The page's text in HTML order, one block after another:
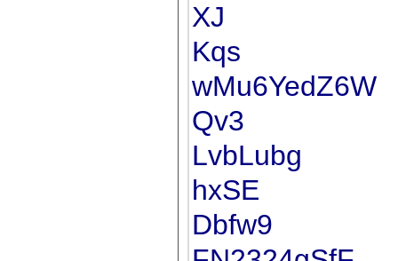
XJ
Kqs
wMu6YedZ6W
Qv3
LvbLubg
hxSE
Dbfw9